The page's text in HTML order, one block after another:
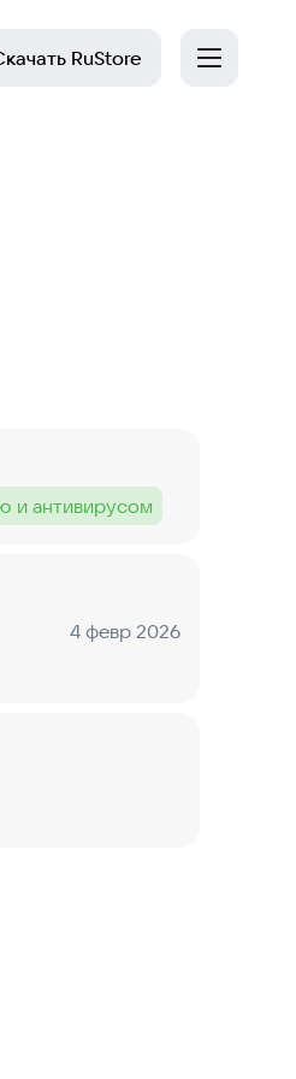
RuStore
и антивирусом
Дата:
4 февр 2026